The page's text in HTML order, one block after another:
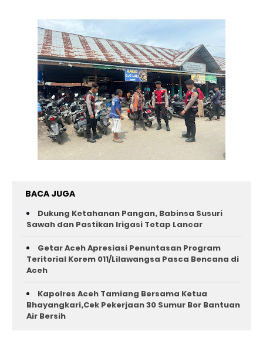
BACA JUGA
Dukung Ketahanan Pangan, Babinsa Susuri
Sawah dan Pastikan Irigasi Tetap Lancar
Getar Aceh Apresiasi Penuntasan Program
Teritorial Korem 011/Lilawangsa Pasca Bencana di
Aceh ‎
Kapolres Aceh Tamiang Bersama Ketua
Bhayangkari,Cek Pekerjaan 30 Sumur Bor Bantuan
Air Bersih